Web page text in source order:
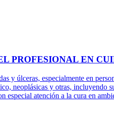
PROFESIONAL EN
y úlceras, especialmente en
neoplásicas y otras,
especial atención a la cura en